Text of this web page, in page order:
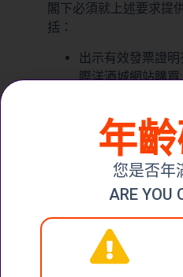
閣下必須就上述要求提
括：
出示有效發票證
際洋酒城網站購買
電郵/WhatsApp
在任何情況下，定價每
和/或酒齡10年或更老
除非是貨品品質出現問
購買錯誤產品、購買已
他個人因素為訂單而進
所有上述要求一經核實
內就相同產品安排退貨
年
您是否年
ARE YOU